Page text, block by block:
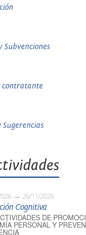
Subvenciones
contratante
Sugerencias
26/11/2026
Cognitiva
DE
PERSONAL Y